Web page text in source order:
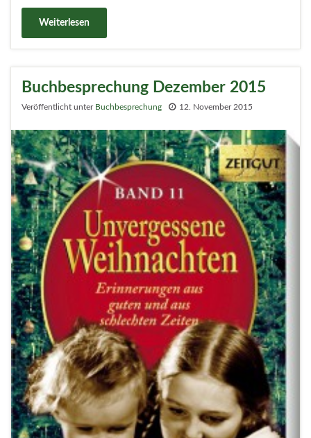
Weiterlesen
Buchbesprechung Dezember 2015
Veröffentlicht unter Buchbesprechung 12. November 2015